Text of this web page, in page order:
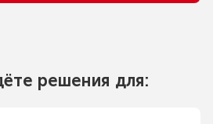
решения для: